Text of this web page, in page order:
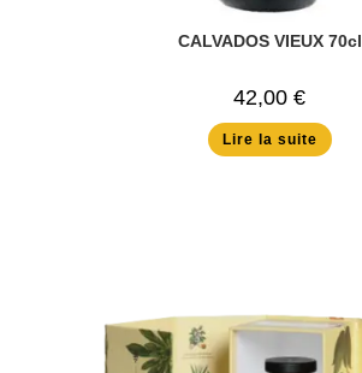
CALVADOS VIEUX 70cl
42,00 €
Lire la suite